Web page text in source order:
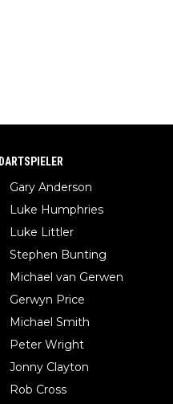
DARTSPIELER
Gary Anderson
Luke Humphries
Luke Littler
Stephen Bunting
Michael van Gerwen
Gerwyn Price
Michael Smith
Peter Wright
Jonny Clayton
Rob Cross